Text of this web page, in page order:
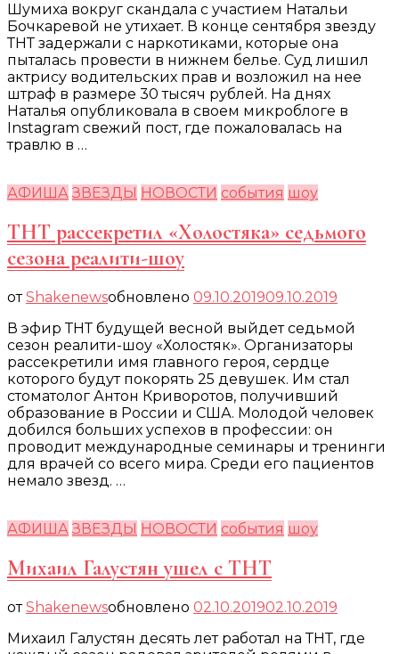
Шумиха вокруг скандала с участием Натальи
Бочкаревой не утихает. В конце сентября звезду
ТНТ задержали с наркотиками, которые она
пыталась провести в нижнем белье. Суд лишил
актрису водительских прав и возложил на нее
штраф в размере 30 тысяч рублей. На днях
Наталья опубликовала в своем микроблоге в
Instagram свежий пост, где пожаловалась на
травлю в …
АФИША ЗВЕЗДЫ НОВОСТИ события шоу
ТНТ рассекретил «Холостяка» седьмого
сезона реалити-шоу
отShakenewsобновлено 09.10.201909.10.2019
В эфир ТНТ будущей весной выйдет седьмой
сезон реалити-шоу «Холостяк». Организаторы
рассекретили имя главного героя, сердце
которого будут покорять 25 девушек. Им стал
стоматолог Антон Криворотов, получивший
образование в России и США. Молодой человек
добился больших успехов в профессии: он
проводит международные семинары и тренинги
для врачей со всего мира. Среди его пациентов
немало звезд. …
АФИША ЗВЕЗДЫ НОВОСТИ события шоу
Михаил Галустян ушел с ТНТ
отShakenewsобновлено 02.10.201902.10.2019
Михаил Галустян десять лет работал на ТНТ, где